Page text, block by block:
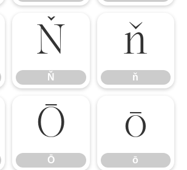
Ň
Ň
ň
ň
Ō
Ō
ō
ō